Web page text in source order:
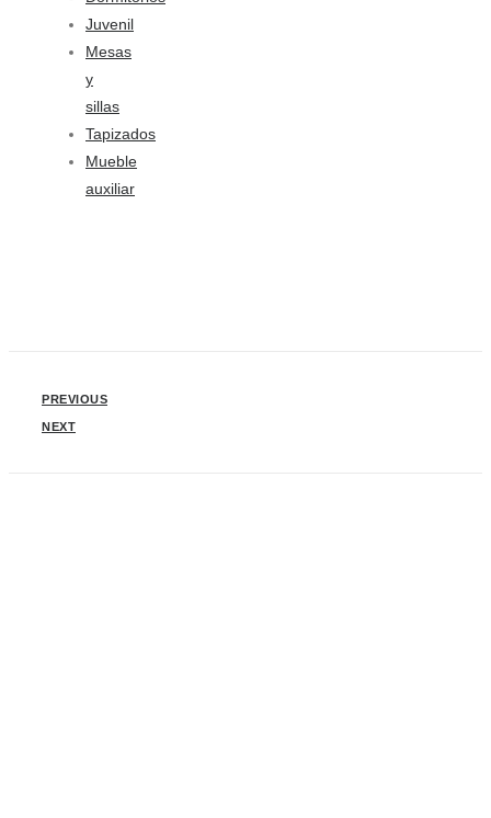
Juvenil
Mesas
y
sillas
Tapizados
Mueble
auxiliar
PREVIOUS
NEXT